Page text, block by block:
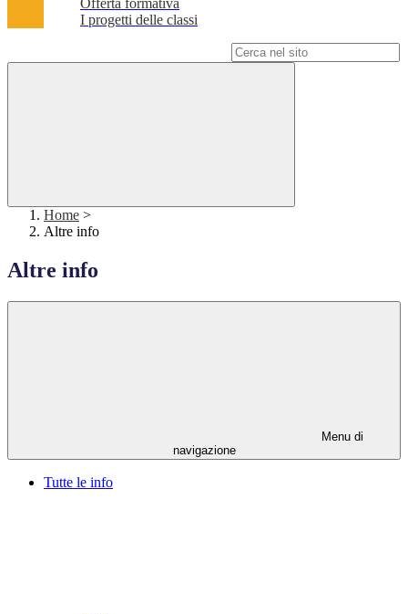
Offerta formativa
I progetti delle classi
Home >
Altre info
Altre info
Menu di
navigazione
Tutte le info